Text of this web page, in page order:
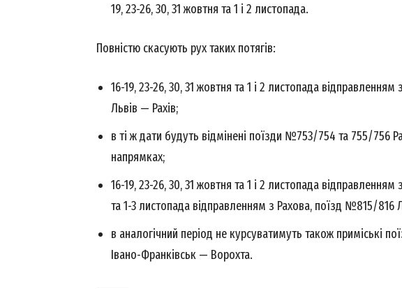
SUBSCRIBE NOW
19, 23-26, 30, 31 жовтня та 1 і 2 листопада.
Повністю скасують рух таких потягів:
16-19, 23-26, 30, 31 жовтня та 1 і 2 листопада
Львів — Рахів;
в ті ж дати будуть відмінені поїзди №753/754 та 755/756
напрямках;
16-19, 23-26, 30, 31 жовтня та 1 і 2 листопада відправленням
та 1-3 листопада відправленням з Рахова, поїзд №815/816
в аналогічний період не курсуватимуть також
Івано-Франківськ — Ворохта.